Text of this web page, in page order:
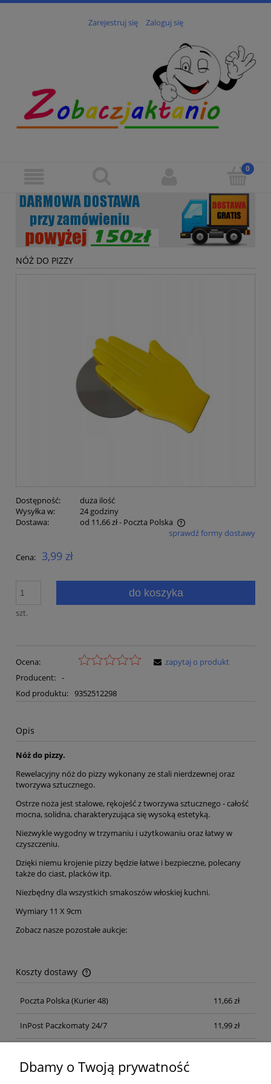
Zarejestruj się Zaloguj się
NÓŻ DO PIZZY
Dostępność:
duża ilość
Wysyłka w:
24 godziny
Dostawa:
od 11,66 zł- Poczta Polska
Cena nie zawiera ewentualnych kosztów płatnościsprawdź formy dostawy
Cena: 3,99 zł
szt.
do koszyka
Ocena:
Producent: -
Kod produktu: 9352512298
zapytaj o produkt
Opis
Nóż do pizzy.
Rewelacyjny nóż do pizzy wykonany ze stali nierdzewnej oraz
tworzywa sztucznego.
Ostrze noża jest stalowe, rękojeść z tworzywa sztucznego - całość
mocna, solidna, charakteryzująca się wysoką estetyką.
Niezwykle wygodny w trzymaniu i użytkowaniu oraz łatwy w
czyszczeniu.
Dzięki niemu krojenie pizzy będzie łatwe i bezpieczne, polecany
także do ciast, placków itp.
Niezbędny dla wszystkich smakoszów włoskiej kuchni.
Wymiary 11 X 9cm
Zobacz nasze pozostałe aukcje:
Koszty dostawy
Cena nie zawiera ewentualnych kosztów płatności
Poczta Polska (Kurier 48) 11,66 zł
InPost Paczkomaty 24/7 11,99 zł
Dbamy o Twoją prywatność